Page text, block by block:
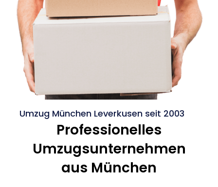
Umzug München Leverkusen seit 2003
Professionelles
Umzugsunternehmen
aus München